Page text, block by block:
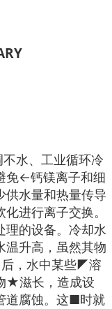
水、工业循环冷
免←钙镁离子和细
供水量和热量传导
进行离子交换。
理的设备。冷却水
温升高，虽然其物
，水中某些◤溶
★滋长，造成设
道腐蚀。这■时就